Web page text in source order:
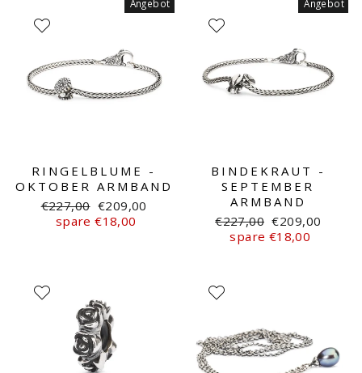
Angebot
RINGELBLUME -
OKTOBER ARMBAND
Normaler
Preis
€227,00 Sonderpreis
€209,00
spare €18,00
Angebot
BINDEKRAUT -
SEPTEMBER
ARMBAND
Normaler
Preis
€227,00 Sonderpreis
€209,00
spare €18,00